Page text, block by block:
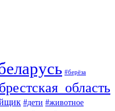
#берёза
#дети #животное